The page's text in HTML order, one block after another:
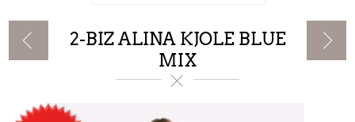
2-BIZ ALINA KJOLE BLUE
MIX